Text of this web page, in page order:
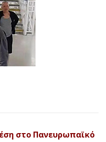
στο Πανευρωπαϊκό